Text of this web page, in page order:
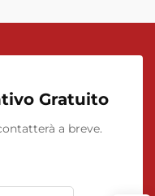
Gratuito
a breve.